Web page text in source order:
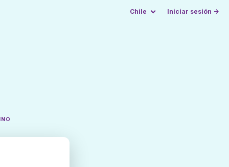
Chile Iniciar sesión →